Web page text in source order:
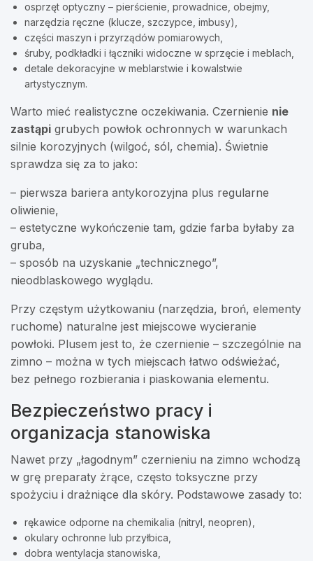
osprzęt optyczny – pierścienie, prowadnice, obejmy,
narzędzia ręczne (klucze, szczypce, imbusy),
części maszyn i przyrządów pomiarowych,
śruby, podkładki i łączniki widoczne w sprzęcie i meblach,
detale dekoracyjne w meblarstwie i kowalstwie
artystycznym.
Warto mieć realistyczne oczekiwania. Czernienie nie
zastąpi grubych powłok ochronnych w warunkach
silnie korozyjnych (wilgoć, sól, chemia). Świetnie
sprawdza się za to jako:
– pierwsza bariera antykorozyjna plus regularne
oliwienie,
– estetyczne wykończenie tam, gdzie farba byłaby za
gruba,
– sposób na uzyskanie „technicznego”,
nieodblaskowego wyglądu.
Przy częstym użytkowaniu (narzędzia, broń, elementy
ruchome) naturalne jest miejscowe wycieranie
powłoki. Plusem jest to, że czernienie – szczególnie na
zimno – można w tych miejscach łatwo odświeżać,
bez pełnego rozbierania i piaskowania elementu.
Bezpieczeństwo pracy i
organizacja stanowiska
Nawet przy „łagodnym” czernieniu na zimno wchodzą
w grę preparaty żrące, często toksyczne przy
spożyciu i drażniące dla skóry. Podstawowe zasady to:
rękawice odporne na chemikalia (nitryl, neopren),
okulary ochronne lub przyłbica,
dobra wentylacja stanowiska,